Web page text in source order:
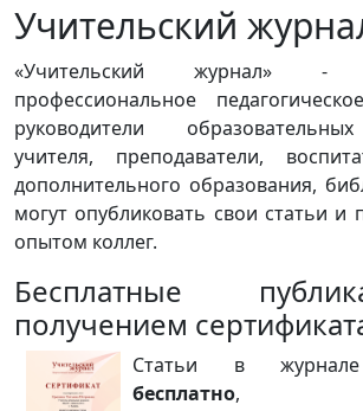
Учительский
«Учительский журнал» -
профессиональное
руководители
учителя, преподаватели,
дополнительного образования,
могут опубликовать свои статьи и
опытом коллег.
Бесплатные
получением
Статьи в журнале
бесплатно,